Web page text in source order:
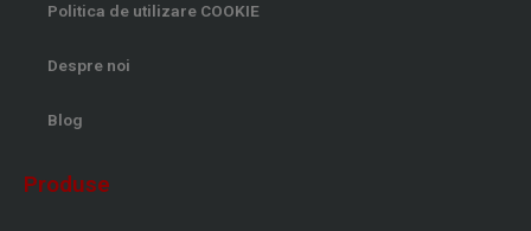
Politica de utilizare COOKIE
Despre noi
Blog
Produse